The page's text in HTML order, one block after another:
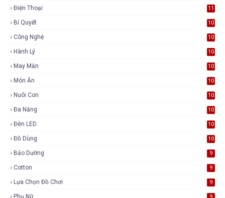
Điện Thoại 11
Bí Quyết 10
Công Nghệ 10
Hành Lý 10
May Mắn 10
Món Ăn 10
Nuôi Con 10
Đa Năng 10
Đèn LED 10
Đồ Dùng 10
Bảo Dưỡng 9
Cotton 9
Lựa Chọn Đồ Chơi 9
Phụ Nữ 9